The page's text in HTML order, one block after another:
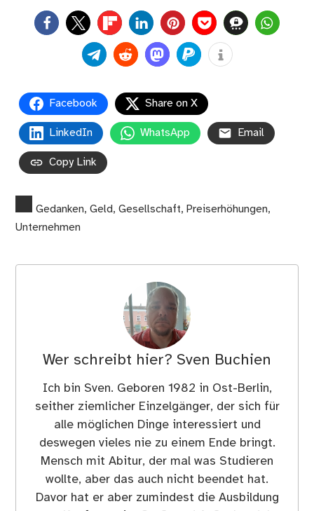
0
Facebook Share on X
LinkedIn WhatsApp Email
Copy Link
Gedanken,Geld,Gesellschaft, Preiserhöhungen,
Unternehmen
Wer schreibt hier? Sven Buchien
Ich bin Sven. Geboren 1982 in Ost-Berlin,
seither ziemlicher Einzelgänger, der sich für
alle möglichen Dinge interessiert und
deswegen vieles nie zu einem Ende bringt.
Mensch mit Abitur, der mal was Studieren
wollte, aber das auch nicht beendet hat.
Davor hat er aber zumindest die Ausbildung